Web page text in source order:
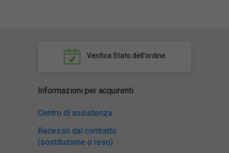
Verifica Stato dell'ordine
Informazioni per acquirenti
Centro di assistenza
Recesso dal contratto
(sostituzione o reso)